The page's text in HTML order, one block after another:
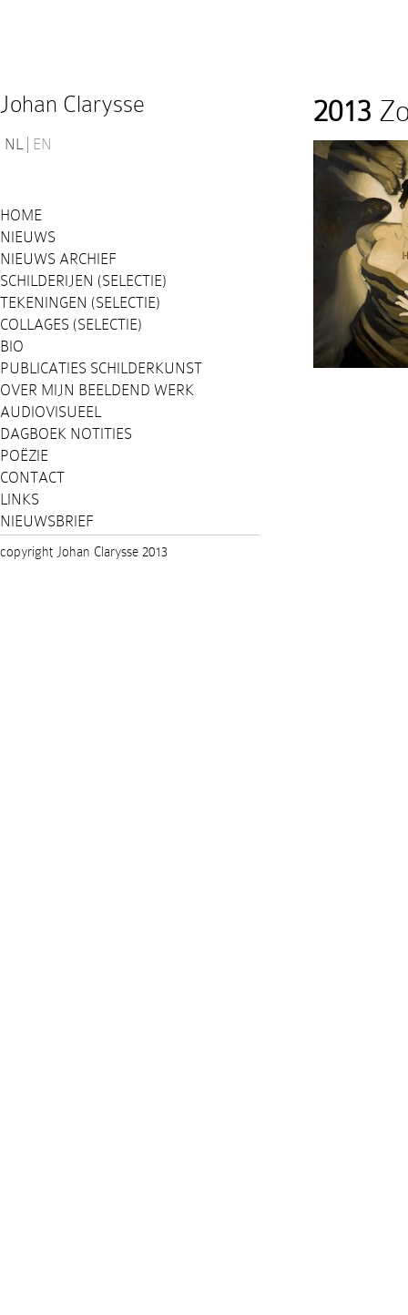
Johan Clarysse
NL EN
HOME
NIEUWS
NIEUWS ARCHIEF
SCHILDERIJEN (SELECTIE)
TEKENINGEN (SELECTIE)
COLLAGES (SELECTIE)
BIO
PUBLICATIES SCHILDERKUNST
OVER MIJN BEELDEND WERK
AUDIOVISUEEL
DAGBOEK NOTITIES
POËZIE
CONTACT
LINKS
NIEUWSBRIEF
2013
copyright Johan Clarysse 2013